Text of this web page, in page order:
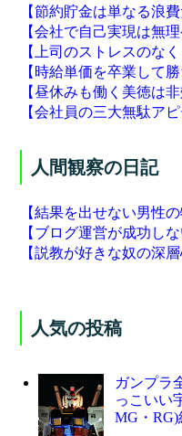
【節約貯金は単なる浪費
【会社で自己実現は無理
【上司のストレスのなく
【時給単価を卒業して勝
【昼休みも働く美徳は非
【会社員の三大無駄アピ
人間観察の日記
【結果を出せない男性の
【ブログ運営が成功しな
【説教が好きな奴の深層
人気の投稿
ガンプラ
っこいい
MG・